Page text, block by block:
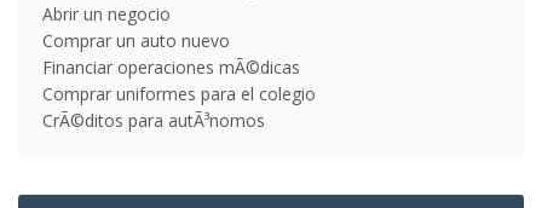
Abrir un negocio
Comprar un auto nuevo
Financiar operaciones mÃ©dicas
Comprar uniformes para el colegio
CrÃ©ditos para autÃ³nomos